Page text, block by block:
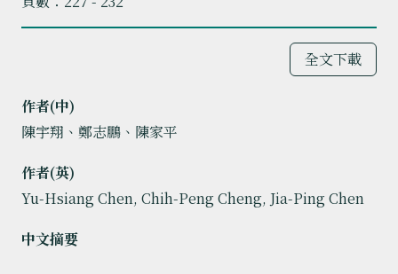
全文下載
作者(中)
陳宇翔、鄭志鵬、陳家平
作者(英)
Yu-Hsiang Chen, Chih-Peng Cheng, Jia-Ping Chen
中文摘要